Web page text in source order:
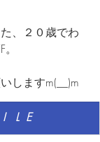
、２０歳でわ
しますm(__)m
L  E